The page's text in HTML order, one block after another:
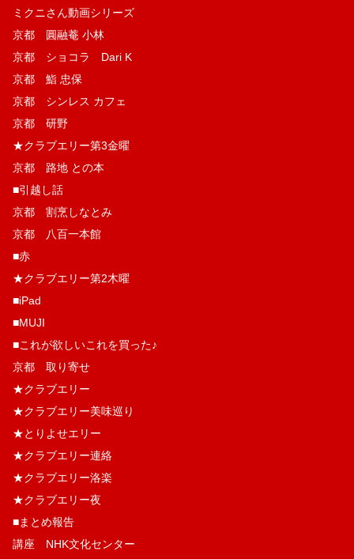
ミクニさん動画シリーズ
京都 圓融菴 小林
京都 ショコラ Dari K
京都 鮨 忠保
京都 シンレス カフェ
京都 研野
★クラブエリー第3金曜
京都 路地 との本
■引越し話
京都 割烹しなとみ
京都 八百一本館
■赤
★クラブエリー第2木曜
■iPad
■MUJI
■これが欲しいこれを買った♪
京都 取り寄せ
★クラブエリー
★クラブエリー美味巡り
★とりよせエリー
★クラブエリー連絡
★クラブエリー洛楽
★クラブエリー夜
■まとめ報告
講座 NHK文化センター